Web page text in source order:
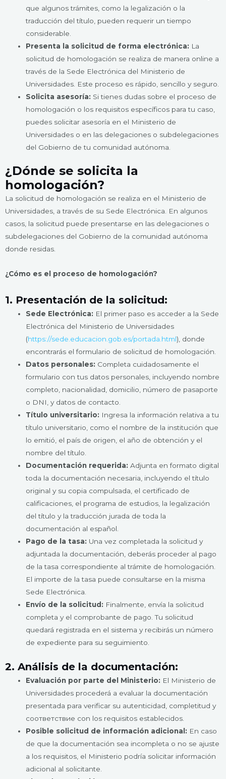
que algunos trámites, como la legalización o la
traducción del título, pueden requerir un tiempo
considerable.
Presenta la solicitud de forma electrónica: La
solicitud de homologación se realiza de manera online a
través de la Sede Electrónica del Ministerio de
Universidades. Este proceso es rápido, sencillo y seguro.
Solicita asesoría: Si tienes dudas sobre el proceso de
homologación o los requisitos específicos para tu caso,
puedes solicitar asesoría en el Ministerio de
Universidades o en las delegaciones o subdelegaciones
del Gobierno de tu comunidad autónoma.
¿Dónde se solicita la
homologación?
La solicitud de homologación se realiza en el Ministerio de
Universidades, a través de su Sede Electrónica. En algunos
casos, la solicitud puede presentarse en las delegaciones o
subdelegaciones del Gobierno de la comunidad autónoma
donde residas.
¿Cómo es el proceso de homologación?
1. Presentación de la solicitud:
Sede Electrónica: El primer paso es acceder a la Sede
Electrónica del Ministerio de Universidades
(https://sede.educacion.gob.es/portada.html), donde
encontrarás el formulario de solicitud de homologación.
Datos personales: Completa cuidadosamente el
formulario con tus datos personales, incluyendo nombre
completo, nacionalidad, domicilio, número de pasaporte
o DNI, y datos de contacto.
Título universitario: Ingresa la información relativa a tu
título universitario, como el nombre de la institución que
lo emitió, el país de origen, el año de obtención y el
nombre del título.
Documentación requerida: Adjunta en formato digital
toda la documentación necesaria, incluyendo el título
original y su copia compulsada, el certificado de
calificaciones, el programa de estudios, la legalización
del título y la traducción jurada de toda la
documentación al español.
Pago de la tasa: Una vez completada la solicitud y
adjuntada la documentación, deberás proceder al pago
de la tasa correspondiente al trámite de homologación.
El importe de la tasa puede consultarse en la misma
Sede Electrónica.
Envío de la solicitud: Finalmente, envía la solicitud
completa y el comprobante de pago. Tu solicitud
quedará registrada en el sistema y recibirás un número
de expediente para su seguimiento.
2. Análisis de la documentación:
Evaluación por parte del Ministerio: El Ministerio de
Universidades procederá a evaluar la documentación
presentada para verificar su autenticidad, completitud y
соответствие con los requisitos establecidos.
Posible solicitud de información adicional: En caso
de que la documentación sea incompleta o no se ajuste
a los requisitos, el Ministerio podría solicitar información
adicional al solicitante.